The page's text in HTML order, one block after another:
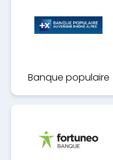
Banque populaire